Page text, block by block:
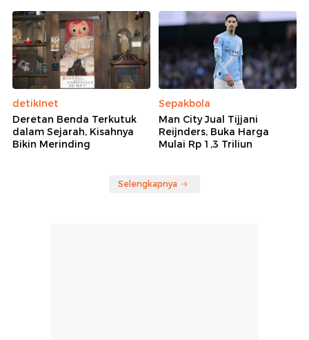
detikInet
Deretan Benda Terkutuk
dalam Sejarah, Kisahnya
Bikin Merinding
Sepakbola
Man City Jual Tijjani
Reijnders, Buka Harga
Mulai Rp 1,3 Triliun
Selengkapnya